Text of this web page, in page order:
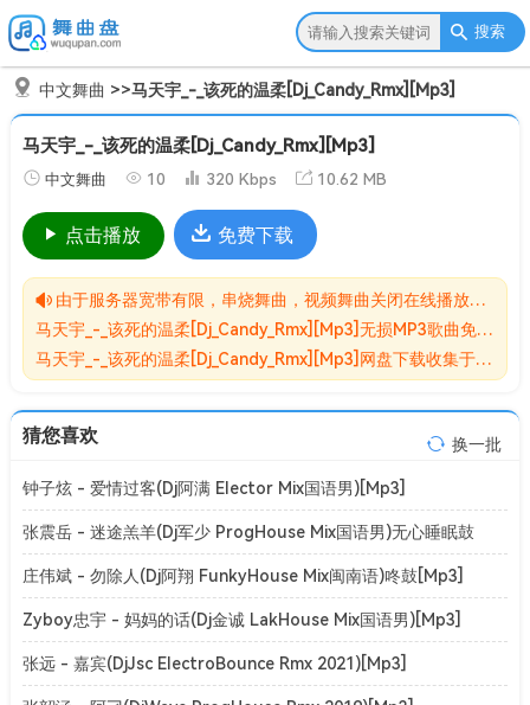
搜索
中文舞曲 >>马天宇_-_该死的温柔[Dj_Candy_Rmx][Mp3]
马天宇_-_该死的温柔[Dj_Candy_Rmx][Mp3]
中文舞曲 10 320 Kbps 10.62 MB
点击播放 免费下载
由于服务器宽带有限，串烧舞曲，视频舞曲关闭在线播放功能,请转存到自己的网盘在进行播放！！！
马天宇_-_该死的温柔[Dj_Candy_Rmx][Mp3]无损MP3歌曲免费下载储存于夸克网盘，夸克网盘为阿里旗下，资源转存到自己的网盘可以在线播放与下载。
马天宇_-_该死的温柔[Dj_Candy_Rmx][Mp3]网盘下载收集于网络，作品版权为原作者所有。如本站有侵害到您权益的歌曲请来信告知我们，我们会立即删除侵害到您权益的内容。
猜您喜欢 换一批
钟子炫 - 爱情过客(Dj阿满 Elector Mix国语男)[Mp3]
张震岳 - 迷途羔羊(Dj军少 ProgHouse Mix国语男)无心睡眠鼓
v2[Mp3]
庄伟斌 - 勿除人(Dj阿翔 FunkyHouse Mix闽南语)咚鼓[Mp3]
Zyboy忠宇 - 妈妈的话(Dj金诚 LakHouse Mix国语男)[Mp3]
张远 - 嘉宾(DjJsc ElectroBounce Rmx 2021)[Mp3]